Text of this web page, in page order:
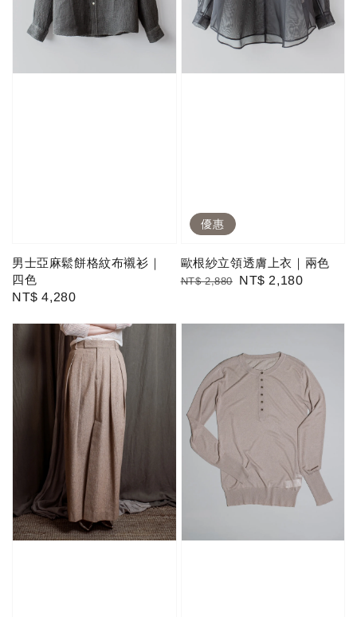
男士亞麻鬆餅格紋布襯衫｜
四色
Regular
NT$ 4,280
優惠
歐根紗立領透膚上衣｜兩色
Regular
NT$ 2,880
Sale
NT$ 2,180